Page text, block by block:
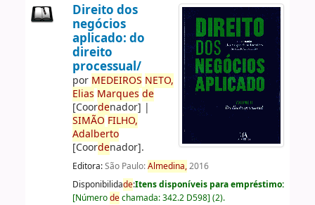
Direito dos
negócios
aplicado: do
direito
processual/
por MEDEIROS NETO,
Elias Marques de
[Coordenador] |
SIMÃO FILHO,
Adalberto
[Coordenador].
Editora:São Paulo:Almedina,2016
Disponibilidade:Itens disponíveis para empréstimo:
[Númerodechamada:342.2 D598] (2).